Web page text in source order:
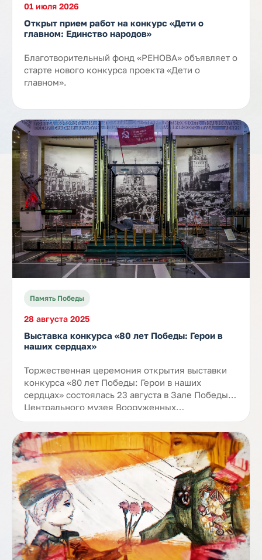
01 июля 2026
Открыт прием работ на конкурс «Дети о
главном: Единство народов»
Благотворительный фонд «РЕНОВА» объявляет о
старте нового конкурса проекта «Дети о
главном».
Память Победы
28 августа 2025
Выставка конкурса «80 лет Победы: Герои в
наших сердцах»
Торжественная церемония открытия выставки
конкурса «80 лет Победы: Герои в наших
сердцах» состоялась 23 августа в Зале Победы
Центрального музея Вооруженных…